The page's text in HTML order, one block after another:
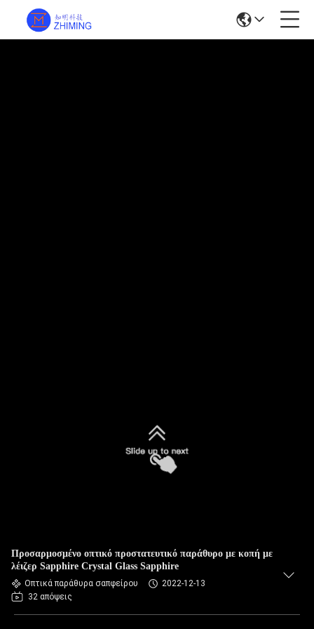
Προσαρμοσμένο οπτικό προστατευτικό παράθυρο με κοπή με
λέιζερ Sapphire Crystal Glass Sapphire
Οπτικά παράθυρα σαπφείρου
2022-12-13
32 απόψεις